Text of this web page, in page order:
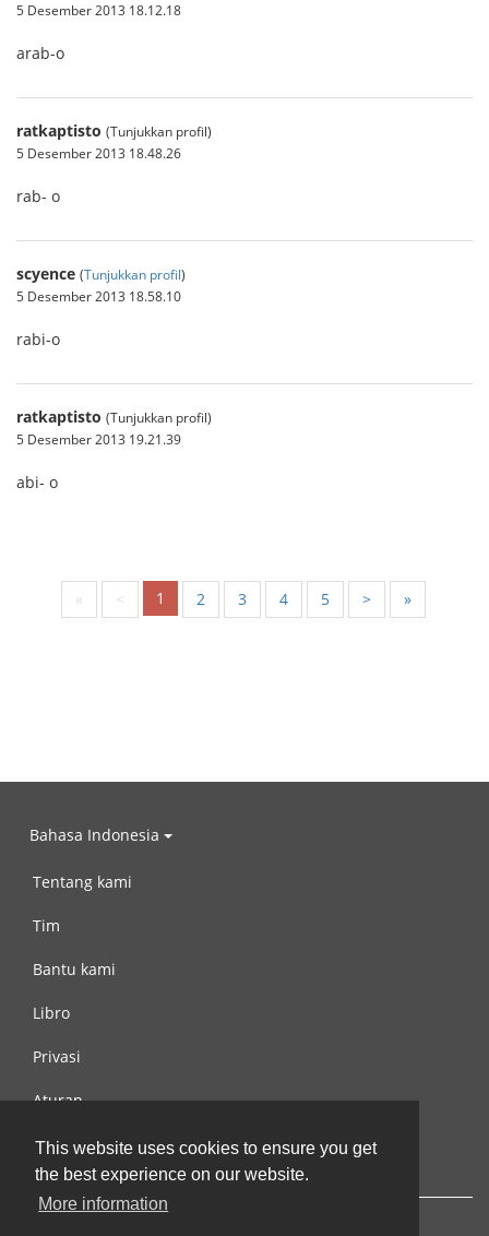
This website uses cookies to ensure you get
the best experience on our website.
More information
5 Desember 2013 18.12.18
arab-o
ratkaptisto (Tunjukkan profil)
5 Desember 2013 18.48.26
rab- o
scyence (Tunjukkan profil)
5 Desember 2013 18.58.10
rabi-o
ratkaptisto (Tunjukkan profil)
5 Desember 2013 19.21.39
abi- o
« < 1 2 3 4 5 > »
Bahasa Indonesia
Tentang kami
Tim
Bantu kami
Libro
Privasi
Aturan
Hubungi kami